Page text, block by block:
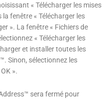
« Télécharger les mises
fenêtre « Télécharger les
». La fenêtre « Fichiers de
« Télécharger les
et installer toutes les
Sinon, sélectionnez les
».
sera fermé pour